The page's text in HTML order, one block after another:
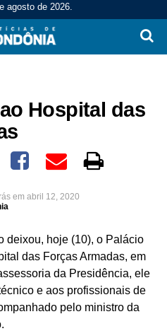
agosto de 2026.
Hospital das
em abril 12, 2020
deixou, hoje (10), o Palácio
das Forças Armadas, em
da Presidência, ele
e aos profissionais de
pelo ministro da